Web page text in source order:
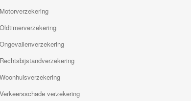
Motorverzekering
Oldtimerverzekering
Ongevallenverzekering
Rechtsbijstandverzekering
Woonhuisverzekering
Verkeersschade verzekering